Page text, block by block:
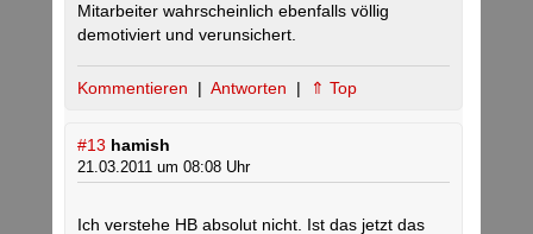
Mitarbeiter wahrscheinlich ebenfalls völlig
demotiviert und verunsichert.
Kommentieren | Antworten | ⇑ Top
#13 hamish
21.03.2011 um 08:08 Uhr
Ich verstehe HB absolut nicht. Ist das jetzt das